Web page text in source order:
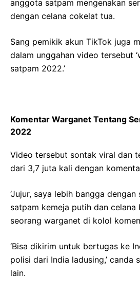
anggota satpam mengenakan
dengan celana cokelat tua.
Sang pemikik akun TikTok juga
dalam unggahan video tersebut
satpam 2022.’
Komentar Warganet Tentang
2022
Video tersebut sontak viral dan
dari 3,7 juta kali dengan
‘Jujur, saya lebih bangga dengan
satpam kemeja putih dan celana
seorang warganet di kolol
‘Bisa dikirim untuk bertugas ke
polisi dari India ladusing,’ canda
lain.